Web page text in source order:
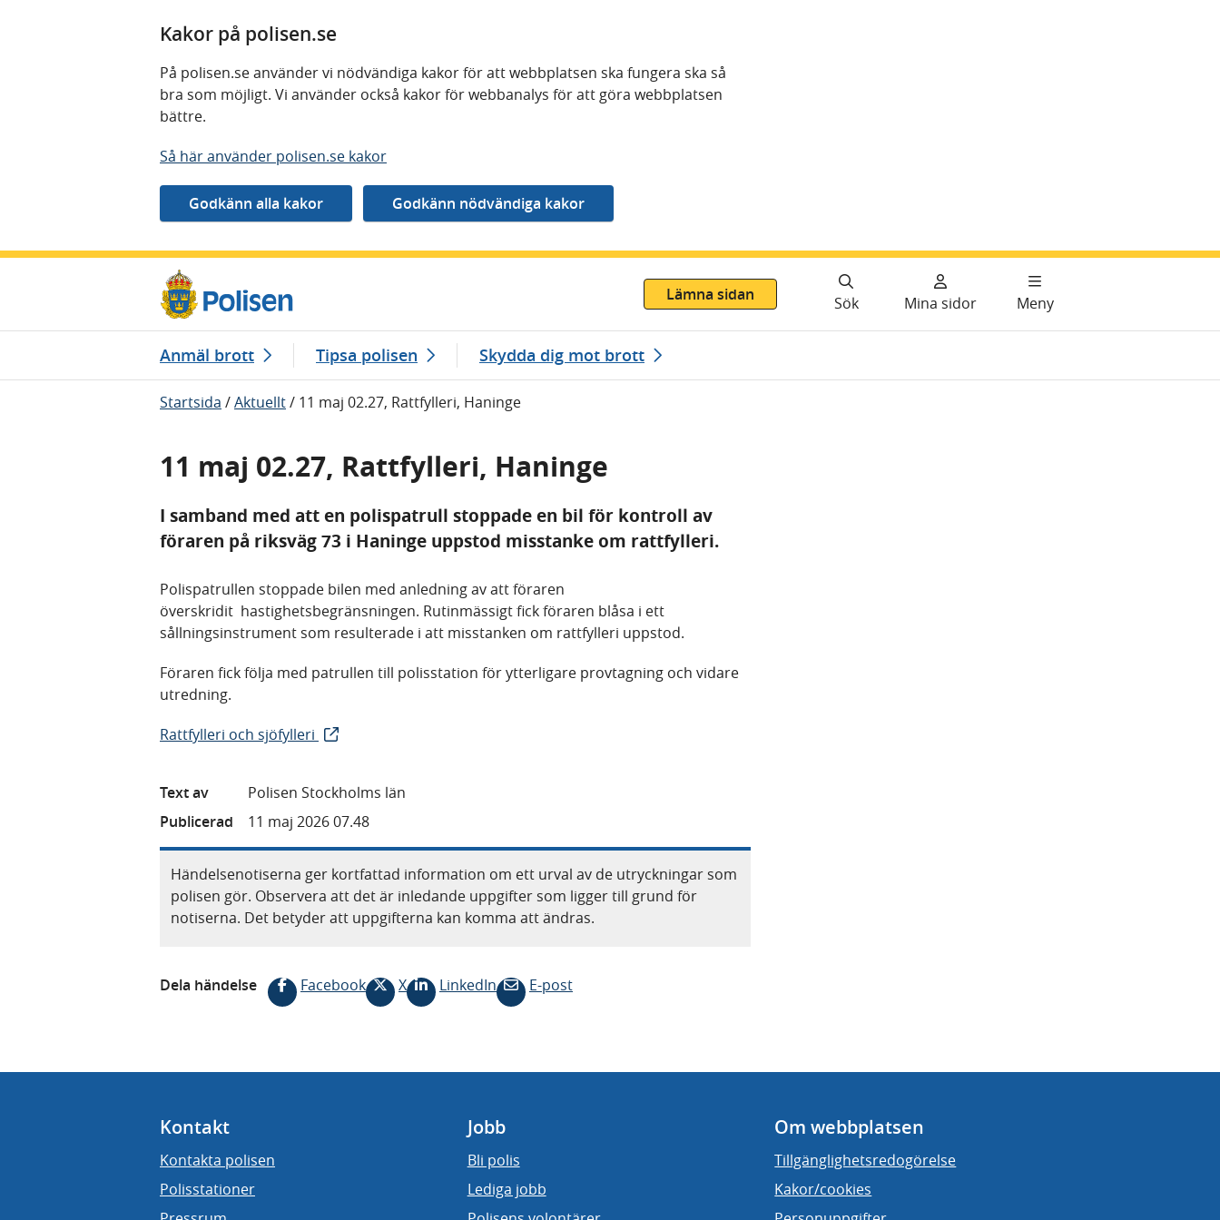
Kakor på polisen.se
På polisen.se använder vi nödvändiga kakor för att webbplatsen ska fungera ska så
bra som möjligt. Vi använder också kakor för webbanalys för att göra webbplatsen
bättre.
Så här använder polisen.se kakor
Lämna sidan
Sök Mina sidor Meny
Anmäl brott Tipsa polisen Skydda dig mot brott
Startsida /Aktuellt/ 11 maj 02.27, Rattfylleri, Haninge
11 maj 02.27, Rattfylleri, Haninge
I samband med att en polispatrull stoppade en bil för kontroll av
föraren på riksväg 73 i Haninge uppstod misstanke om rattfylleri.
Polispatrullen stoppade bilen med anledning av att föraren
överskridit hastighetsbegränsningen. Rutinmässigt fick föraren blåsa i ett
sållningsinstrument som resulterade i att misstanken om rattfylleri uppstod.
Föraren fick följa med patrullen till polisstation för ytterligare provtagning och vidare
utredning.
Rattfylleri och sjöfylleri
Text av
Polisen Stockholms län
Publicerad
11 maj 2026 07.48
Händelsenotiserna ger kortfattad information om ett urval av de utryckningar som
polisen gör. Observera att det är inledande uppgifter som ligger till grund för
notiserna. Det betyder att uppgifterna kan komma att ändras.
Dela händelse Facebook X LinkedIn E-post
Kontakt
Kontakta polisen
Polisstationer
Jobb
Bli polis
Lediga jobb
Om webbplatsen
Tillgänglighetsredogörelse
Kakor/cookies